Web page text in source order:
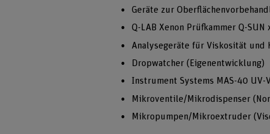
Geräte zur
Q-LAB Xenon Prüfkammer Q-SUN
Analysegeräte für Viskosität und
Dropwatcher (Eigenentwicklung)
Instrument Systems MAS-40
Mikroventile/Mikrodispenser
Mikropumpen/Mikroextruder